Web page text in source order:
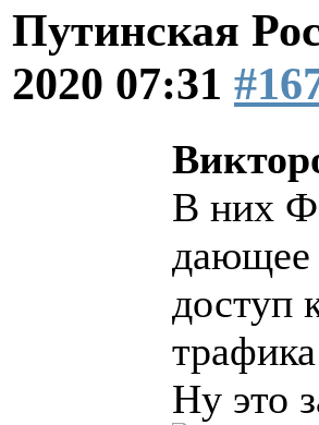
Путинская
2020 07:31
В них
дающее
доступ
Ну это